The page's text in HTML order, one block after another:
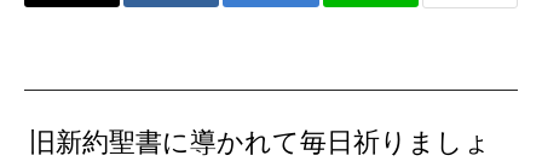
旧新約聖書に導かれて毎日祈りましょ